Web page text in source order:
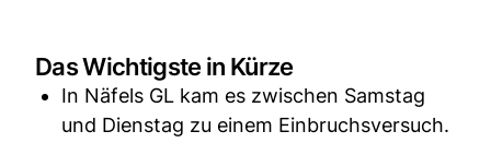
Das Wichtigste in Kürze
In Näfels GL kam es zwischen Samstag
und Dienstag zu einem Einbruchsversuch.